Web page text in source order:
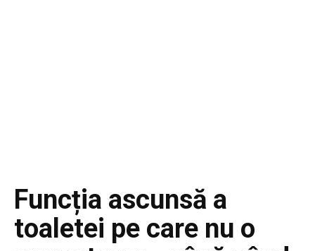
Funcția ascunsă a
toaletei pe care nu o